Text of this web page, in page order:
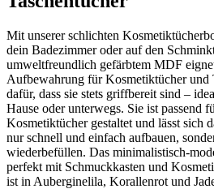
Mit unserer schlichten
dein Badezimmer oder auf den
umweltfreundlich gefärbtem MDF
Aufbewahrung für Kosmetiktücher und
dafür, dass sie stets griffbereit sind –
Hause oder unterwegs. Sie ist passend
Kosmetiktücher gestaltet und lässt sich
nur schnell und einfach aufbauen,
wiederbefüllen. Das minimalistisch-
perfekt mit Schmuckkasten und
ist in Auberginelila, Korallenrot und